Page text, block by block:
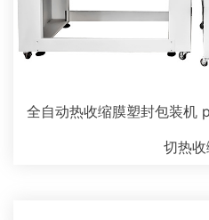
全自动热收缩膜塑封包装机
切热